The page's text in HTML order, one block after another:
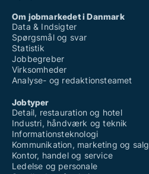
Om jobmarkedet i Danmark
Data & Indsigter
Spørgsmål og svar
Statistik
Jobbegreber
Virksomheder
Analyse- og redaktionsteamet
Jobtyper
Detail, restauration og hotel
Industri, håndværk og teknik
Informationsteknologi
Kommunikation, marketing og salg
Kontor, handel og service
Ledelse og personale